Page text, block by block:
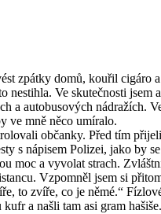
zpátky domů, kouřil cigáro
nestihla. Ve skutečnosti
a autobusových nádražích.
ve mně něco umíralo.
občanky. Před tím
s nápisem Polizei, jako by
moc a vyvolat strach.
Vzpomněl jsem si
to zvíře, co je němé.“
a našli tam asi gram